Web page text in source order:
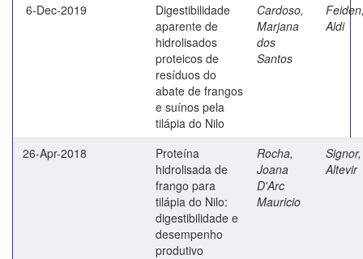
6-Dec-2019
Digestibilidade
aparente de
hidrolisados
proteicos de
resíduos do
abate de frangos
e suínos pela
tilápia do Nilo
Cardoso,
Marjana
dos
Santos
Aldi
26-Apr-2018
Proteína
hidrolisada de
frango para
tilápia do Nilo:
digestibilidade e
desempenho
produtivo
Rocha,
Joana
D'Arc
Mauricio
Signor,
Altevir